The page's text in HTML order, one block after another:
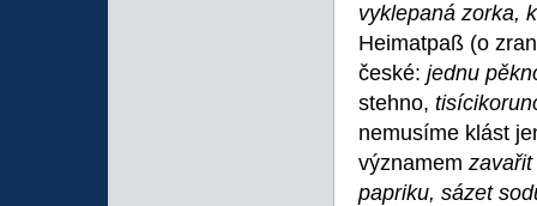
vyklepaná zorka,
Heimatpaß (o
české: jednu
stehno,
nemusíme klást
významem
papriku, sázet